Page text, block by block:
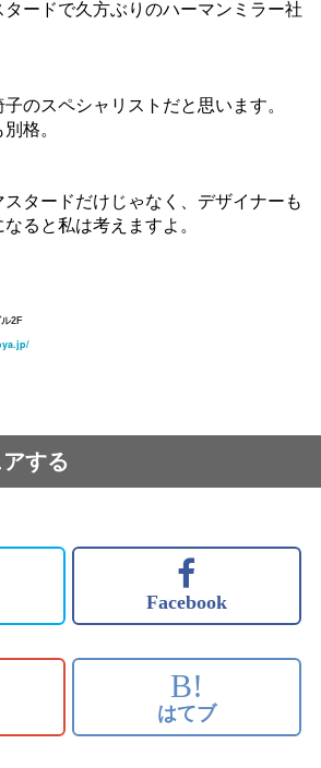
ードで久方ぶりのハーマンミラー社
のスペシャリストだと思います。
格。
タードだけじゃなく、デザイナーも
ると私は考えますよ。
2F
する
Facebook
B!
はてブ